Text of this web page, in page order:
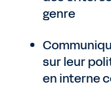
genre
sur leur
en interne